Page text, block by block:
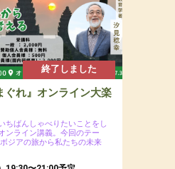
※年会員割引コードの入力
終了しました
ぐれ』オンライン大楽
ちばんしゃべりたいことをし
ンライン講義。今回のテー
ジアの旅から私たちの未来